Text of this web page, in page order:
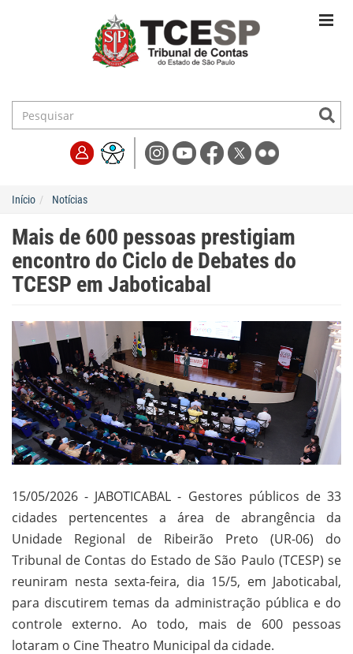
Início Notícias
Mais de 600 pessoas prestigiam
encontro do Ciclo de Debates do
TCESP em Jaboticabal
15/05/2026 - JABOTICABAL - Gestores públicos de 33
cidades pertencentes a área de abrangência da
Unidade Regional de Ribeirão Preto (UR-06) do
Tribunal de Contas do Estado de São Paulo (TCESP) se
reuniram nesta sexta-feira, dia 15/5, em Jaboticabal,
para discutirem temas da administração pública e do
controle externo. Ao todo, mais de 600 pessoas
lotaram o Cine Theatro Municipal da cidade.